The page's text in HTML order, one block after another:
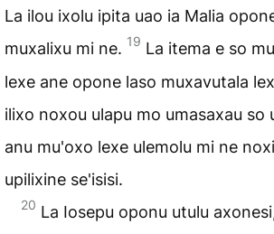
La ilou ixolu ipita uao ia Malia
muxalixu mi ne. 19 La itema e so
lexe ane opone laso muxavutala
ilixo noxou ulapu mo umasaxau so
anu mu'oxo lexe ulemolu mi ne
upilixine se'isisi.
20 La Iosepu oponu utulu